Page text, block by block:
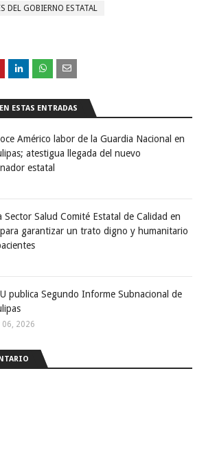
DEL GOBIERNO ESTATAL
ESTAS ENTRADAS
Américo labor de la Guardia Nacional en
atestigua llegada del nuevo
estatal
Sector Salud Comité Estatal de Calidad en
garantizar un trato digno y humanitario
publica Segundo Informe Subnacional de
06, 2026